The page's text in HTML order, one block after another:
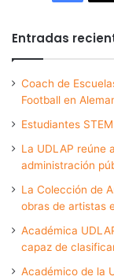
Entradas
Coach de
Football en
Estudiantes
La UDLAP reúne
administración
La Colección de
obras de artistas
Académica
capaz de
Académico de la